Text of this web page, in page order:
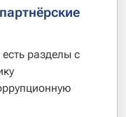
разделы с